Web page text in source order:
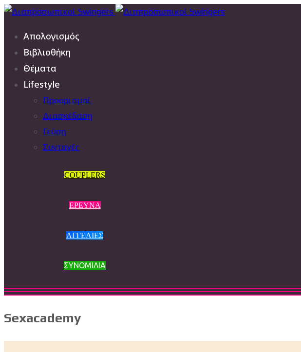
Απολογισμός
Βιβλιοθήκη
Θέματα
Lifestyle
Προορισμοί
Διασκέδαση
Γεύση
Συνταγές
COUPLERS
ΕΡΕΥΝΑ
ΑΓΓΕΛΙΕΣ
ΣΥΝΟΜΙΛΙΑ
Sexacademy